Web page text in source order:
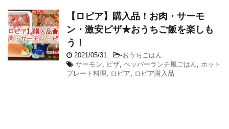
【ロピア】購入品！お肉・サーモ
ン・激安ピザ★おうちご飯を楽しも
う！
2021/05/31 -おうちごはん
サーモン, ピザ, ペッパーランチ風ごはん, ホット
プレート料理, ロピア, ロピア購入品